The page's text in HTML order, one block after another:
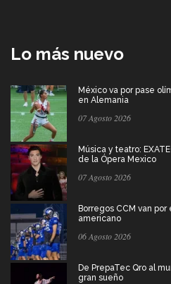
Lo más nuevo
México va por pase
en Alemania
07 Agosto 2026
Música y teatro:
de la Ópera Mexico
07 Agosto 2026
Borregos CCM van
americano
06 Agosto 2026
De PrepaTec Qro al
gran sueño